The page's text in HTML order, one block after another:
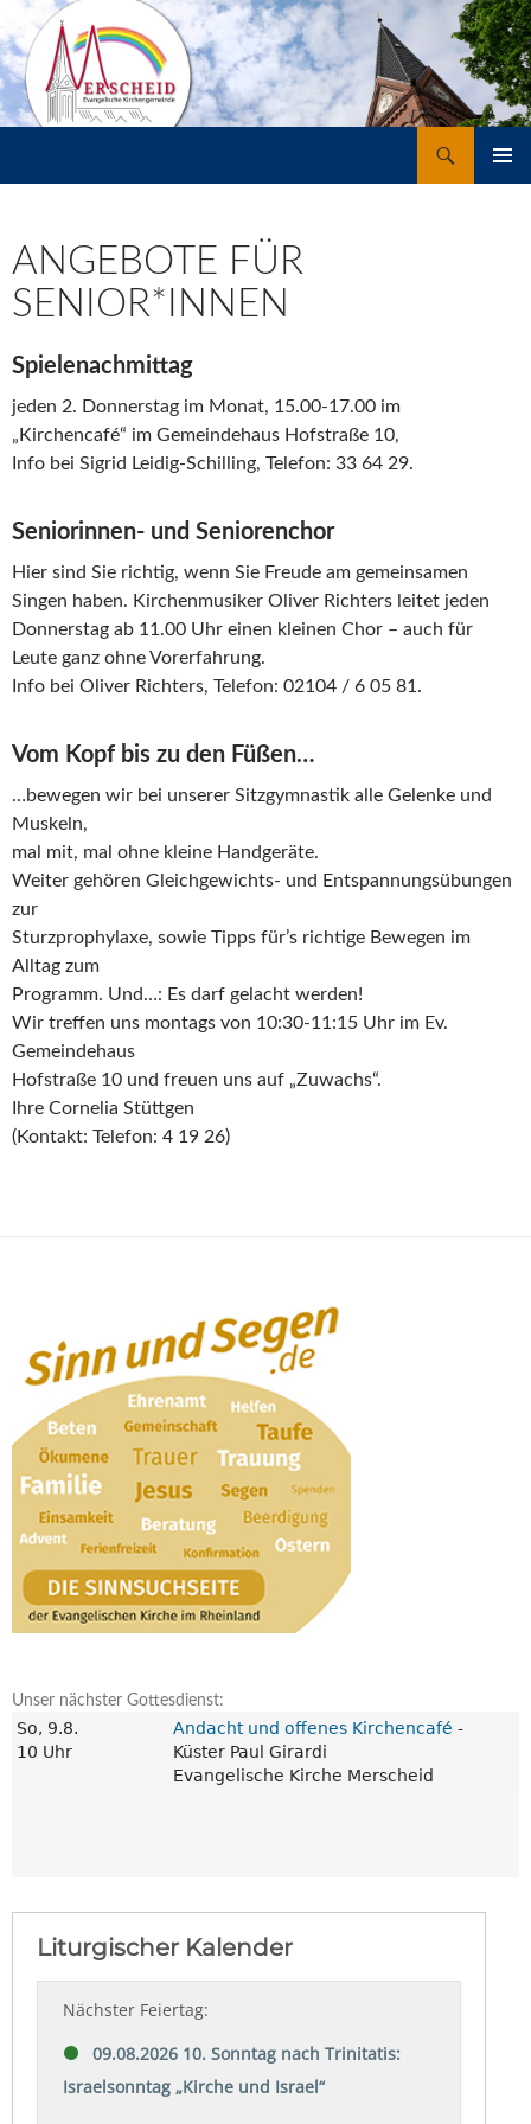
ANGEBOTE FÜR
SENIOR*INNEN
Spielenachmittag
jeden 2. Donnerstag im Monat, 15.00-17.00 im
„Kirchencafé“ im Gemeindehaus Hofstraße 10,
Info bei Sigrid Leidig-Schilling, Telefon: 33 64 29.
Seniorinnen- und Seniorenchor
Hier sind Sie richtig, wenn Sie Freude am gemeinsamen
Singen haben. Kirchenmusiker Oliver Richters leitet jeden
Donnerstag ab 11.00 Uhr einen kleinen Chor – auch für
Leute ganz ohne Vorerfahrung.
Info bei Oliver Richters, Telefon: 02104 / 6 05 81.
Vom Kopf bis zu den Füßen…
…bewegen wir bei unserer Sitzgymnastik alle Gelenke und
Muskeln,
mal mit, mal ohne kleine Handgeräte.
Weiter gehören Gleichgewichts- und Entspannungsübungen
zur
Sturzprophylaxe, sowie Tipps für’s richtige Bewegen im
Alltag zum
Programm. Und…: Es darf gelacht werden!
Wir treffen uns montags von 10:30-11:15 Uhr im Ev.
Gemeindehaus
Hofstraße 10 und freuen uns auf „Zuwachs“.
Ihre Cornelia Stüttgen
(Kontakt: Telefon: 4 19 26)
Unser nächster Gottesdienst: